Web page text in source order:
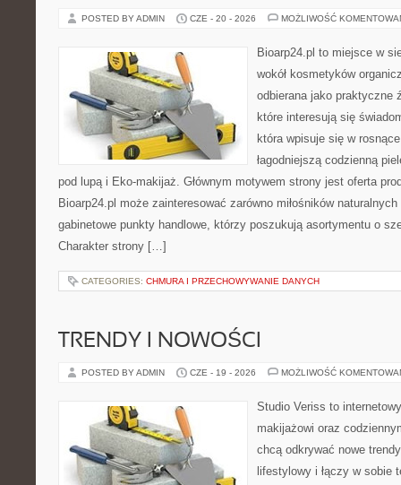
POSTED BY ADMIN CZE - 20 - 2026 MOŻLIWOŚĆ
Bioarp24.pl to miejsce w
wokół kosmetyków
odbierana jako praktyczne
które interesują się
która wpisuje się w
łagodniejszą codzienną
pod lupą i Eko-makijaż. Głównym motywem strony jest oferta
Bioarp24.pl może zainteresować zarówno miłośników
gabinetowe punkty handlowe, którzy poszukują asortymentu o
Charakter strony […]
CATEGORIES: CHMURA I PRZECHOWYWANIE DANYCH
TRENDY I NOWOŚCI
POSTED BY ADMIN CZE - 19 - 2026 MOŻLIWOŚĆ
Studio Veriss to
makijażowi oraz
chcą odkrywać nowe
lifestylowy i łączy w sobie